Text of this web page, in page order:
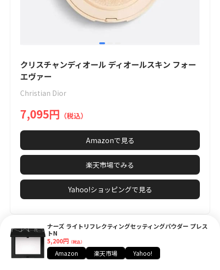
item
1
of
3
クリスチャンディオール ディオールスキン フォー
エヴァー
Christian Dior
7,095円 （税込）
Amazonで見る
楽天市場でみる
Yahoo!ショッピングで見る
関連記事：
クリスチャンディオール ディオールスキン フォーエヴァーをレ
ナーズ ライトリフレクティングセッティングパウダー プレス
トN
5,200円 （税込）
Amazon 楽天市場 Yahoo!